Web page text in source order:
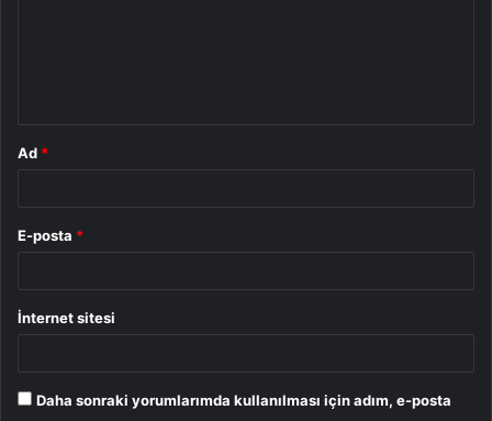
Ad *
E-posta *
İnternet sitesi
Daha sonraki yorumlarımda kullanılması için adım, e-posta